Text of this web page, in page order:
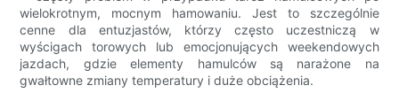
wielokrotnym, mocnym hamowaniu. Jest to szczególnie
cenne dla entuzjastów, którzy często uczestniczą w
wyścigach torowych lub emocjonujących weekendowych
jazdach, gdzie elementy hamulców są narażone na
gwałtowne zmiany temperatury i duże obciążenia.